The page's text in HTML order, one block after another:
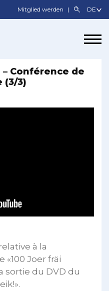
Mitglied werden
– Conférence de
(3/3)
à la
«100 Joer fräi
sortie du DVD du